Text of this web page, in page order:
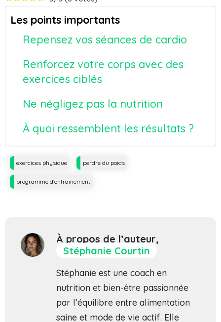
Les points importants
Repensez vos séances de cardio
Renforcez votre corps avec des
exercices ciblés
Ne négligez pas la nutrition
À quoi ressemblent les résultats ?
Tagsexercices physique perdre du poids
programme d'entrainement
À propos de l’auteur,
Stéphanie Courtin
Stéphanie est une coach en
nutrition et bien-être passionnée
par l’équilibre entre alimentation
saine et mode de vie actif. Elle